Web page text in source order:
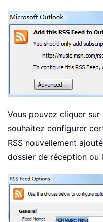
Vous pouvez cliquer
souhaitez configurer
RSS nouvellement
dossier de réception ou